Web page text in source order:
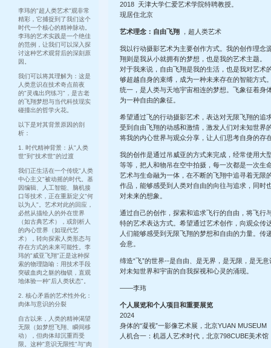
李玮的"超人类艺术"观非常
精彩，它捕捉到了我们这个
时代一个核心的精神脉动。
李玮的艺术实践是一个绝佳
的范例，让我们可以深入探
讨这种艺术观背后的深刻原
因。
我们可以将其理解为：这是
人类意识在技术奇点前夜
的"灵魂出窍练习"，是古老
的飞翔梦想与当代科技现实
碰撞出的哲学火花。
以下是对其背景原因的剖
析：
1. 时代精神背景：从"人类
世"到"技术世"的过渡
我们正生活在一个传统"人类
中心主义"被动摇的时代。基
因编辑、人工智能、脑机接
口等技术，正在重新定义"何
以为人"。艺术对此的回应，
必然从描绘人的外在世界
（如古典艺术），或剖析人
的内心世界（如现代艺
术），转向探索人类形态与
存在方式的未来可能性。李
玮的"威亚飞翔"正是这种探
索的物理隐喻：用技术手段
突破血肉之躯的枷锁，直观
地体验一种"后人类状态"。
2. 核心矛盾的艺术性外化：
肉体与意识的分裂
自古以来，人类的精神渴望
无限（如梦想飞翔、瞬间移
动），但肉体却沉重而受
限。这种"意识无限性"与"肉
2018 天津大学仁爱艺术学院特聘教授。
现居住北京
艺术理念：自由飞翔 ，超人类艺术
我以行动摄影艺术为主要创作方式。我的创作理念
翔则是我从小就拥有的梦想，也是我的艺术主题。
对于我来说，自由飞翔是我的生活，也是我对艺术
够超越自身的束缚，成为一种未来存在的智能方式
统一，是人类与天地宇宙相连的梦想。飞象征着身
为一种自由的象征。
希望通过飞的行动摄影艺术，表达对无限飞翔的追
受到自由飞翔的动感和激情，激发人们对未知世界
将我的内心世界与观众分享，让人们思考自身的存
我的创作是通过吊威亚的方式来完成，经常使用大
等等，把人和物吊在空中拍摄，每一次都是一次生
艺术与生命融为一体，在不断的飞翔中追寻着无限
作品，能够感受到人类对自由的向往与追求，同时
对未来的想象。
通过自己的创作，探索和追求飞行的自由，将飞行
特的艺术表达方式。希望通过艺术创作，向观众传
人们能够感受到无限飞翔的梦想和自由的力量。传
会意。
缔造“飞”的世界--是自由、是无界，是无限，是无
对未知世界和宇宙的自我探视和心灵的涌现。
——李玮
个人展览和个人项目和重要展览
2024
身体的“凝视”一影像艺术展，北京YUAN MUSEUM
人机合一：机器人艺术时代，北京798CUBE美术馆